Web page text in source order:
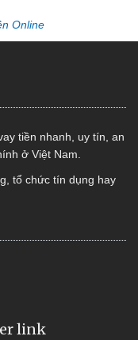
Online
tiền nhanh, uy tín, an
ở Việt Nam.
tổ chức tín dụng hay
link